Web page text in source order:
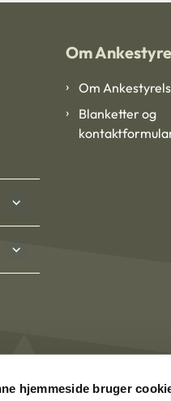
hjemmeside bruger
Om
Om
Blanketter og